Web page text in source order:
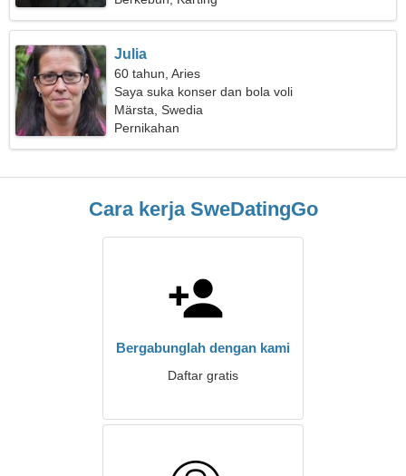
Julia
60 tahun, Aries
Saya suka konser dan bola voli
Märsta, Swedia
Pernikahan
Cara kerja SweDatingGo
Bergabunglah dengan kami
Daftar gratis